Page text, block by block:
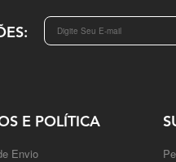
E POLÍTICA
Envio